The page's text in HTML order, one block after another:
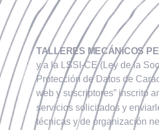
TALLERES MECÁNICOS
y a la LSSI-CE (Ley de la
Protección de Datos de
web y suscriptores” inscrito
servicios solicitados y
técnicas y de organización